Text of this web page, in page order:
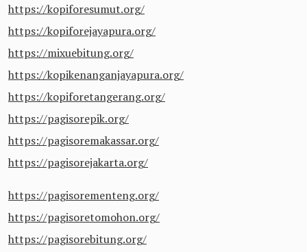
https://kopiforesumut.org/
https://kopiforejayapura.org/
https://mixuebitung.org/
https://kopikenanganjayapura.org/
https://kopiforetangerang.org/
https://pagisorepik.org/
https://pagisoremakassar.org/
https://pagisorejakarta.org/
https://pagisorementeng.org/
https://pagisoretomohon.org/
https://pagisorebitung.org/